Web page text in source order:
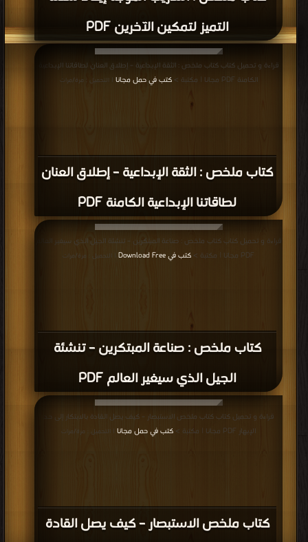
التميز لتمكين الآخرين PDF
كتاب ملخص : الثقة الإبداعية – إطلاق العنان
لطاقاتنا الإبداعية الكامنة PDF
قراءة و تحميل كتاب كتاب ملخص : الثقة الإبداعية – إطلاق العنان لطاقاتنا الإبداعية
الكامنة PDF مجانا | مكتبة >
كتب في حمل مجانا | التحميل : مرة/مرات
كتاب ملخص : صناعة المبتكرين – تنشئة
الجيل الذي سيغير العالم PDF
قراءة و تحميل كتاب كتاب ملخص : صناعة المبتكرين – تنشئة الجيل الذي سيغير العالم
PDF مجانا | مكتبة >
كتب في Download Free | التحميل : مرة/مرات
كتاب ملخص الاستبصار – كيف يصل القادة
قراءة و تحميل كتاب كتاب ملخص الاستبصار – كيف يصل القادة بالابتكار إلى حد
الإبهار PDF مجانا | مكتبة >
كتب في حمل مجانا | التحميل : مرة/مرات